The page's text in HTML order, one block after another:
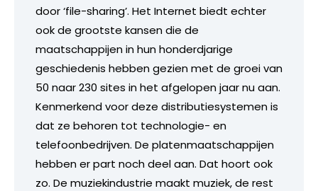
door ‘file-sharing’. Het Internet biedt echter
ook de grootste kansen die de
maatschappijen in hun honderdjarige
geschiedenis hebben gezien met de groei van
50 naar 230 sites in het afgelopen jaar nu aan.
Kenmerkend voor deze distributiesystemen is
dat ze behoren tot technologie- en
telefoonbedrijven. De platenmaatschappijen
hebben er part noch deel aan. Dat hoort ook
zo. De muziekindustrie maakt muziek, de rest